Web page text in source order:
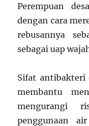
Perempuan
dengan cara
rebusannya
sebagai uap
Sifat antibakteri
membantu
mengurangi
penggunaan